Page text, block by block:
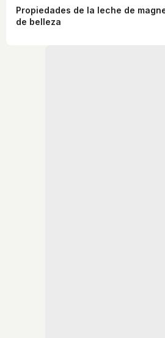
Propiedades de la leche de
de belleza